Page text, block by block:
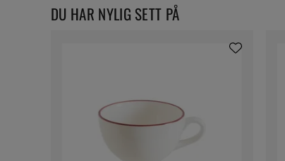
DU HAR NYLIG SETT PÅ